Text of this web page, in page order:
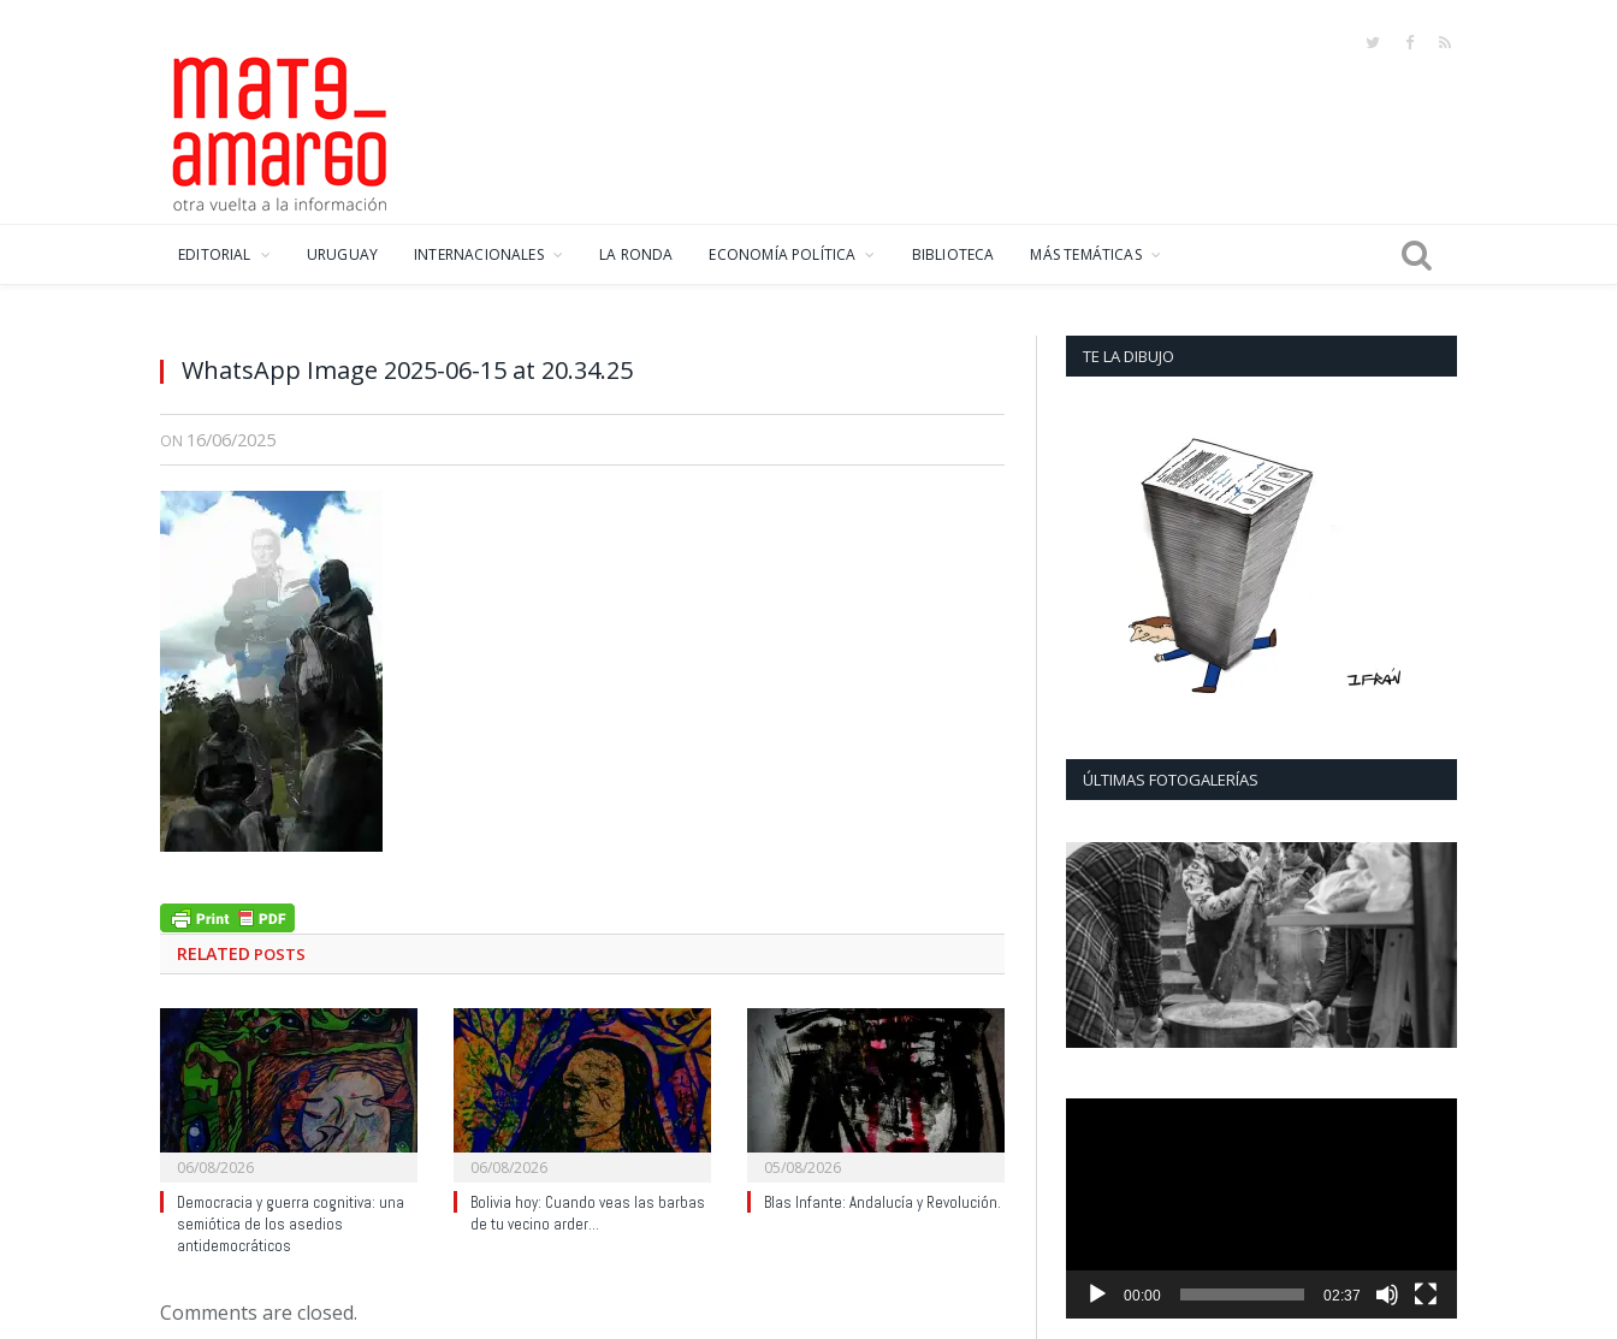
TwitterFacebook
RSS
EDITORIAL URUGUAY INTERNACIONALES LA RONDA ECONOMÍA POLÍTICA BIBLIOTECA MÁS TEMÁTICAS
WhatsApp Image 2025-06-15 at 20.34.25
ON 16/06/2025
RELATED POSTS
06/08/2026
Democracia y guerra cognitiva: una
semiótica de los asedios
antidemocráticos
06/08/2026
Bolivia hoy: Cuando veas las barbas
de tu vecino arder…
05/08/2026
Blas Infante: Andalucía y Revolución.
Comments are closed.
TE LA DIBUJO
ÚLTIMAS FOTOGALERÍAS
00:00 02:37